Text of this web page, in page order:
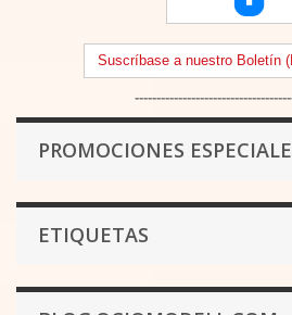
Suscríbase a nuestro Boletín
PROMOCIONES
ETIQUETAS